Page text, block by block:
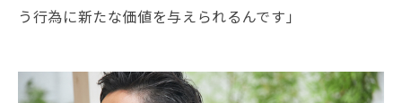
う行為に新たな価値を与えられるんです」